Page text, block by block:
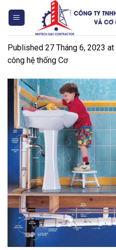
Published 27 Tháng 6, 2023 at
công hệ thống Cơ